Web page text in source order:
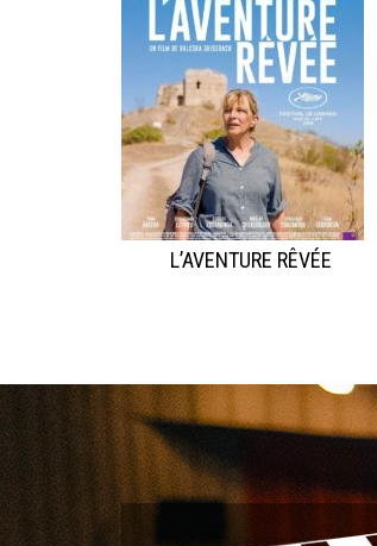
L’AVENTURE RÊVÉE